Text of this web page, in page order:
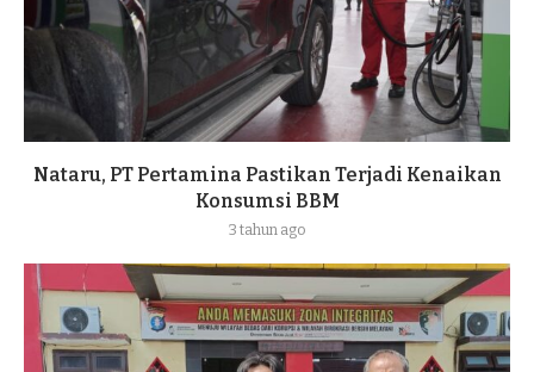
Nataru, PT Pertamina Pastikan Terjadi Kenaikan
Konsumsi BBM
3 tahun ago